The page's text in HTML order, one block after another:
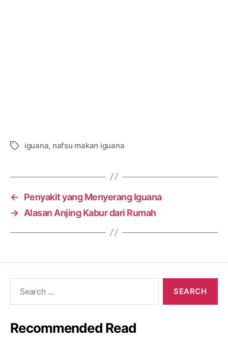
Tagsiguana, nafsu makan iguana
←
Penyakit yang Menyerang Iguana
→ Alasan Anjing Kabur dari Rumah
Recommended Read